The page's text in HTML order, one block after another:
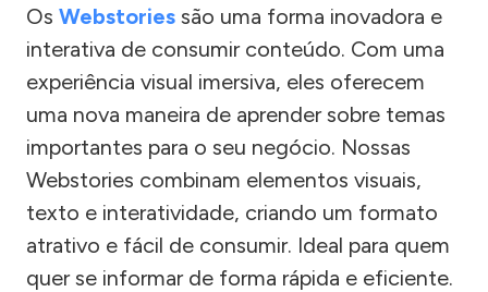
Os Webstories são uma forma inovadora e
interativa de consumir conteúdo. Com uma
experiência visual imersiva, eles oferecem
uma nova maneira de aprender sobre temas
importantes para o seu negócio. Nossas
Webstories combinam elementos visuais,
texto e interatividade, criando um formato
atrativo e fácil de consumir. Ideal para quem
quer se informar de forma rápida e eficiente.